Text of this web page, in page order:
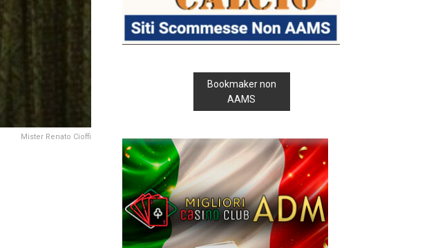
Mister Renato Cioffi
Bookmaker non
AAMS